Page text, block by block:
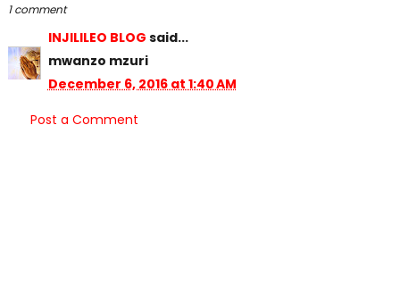
1 comment
INJILILEO BLOG said...
mwanzo mzuri
December 6, 2016 at 1:40 AM
Post a Comment